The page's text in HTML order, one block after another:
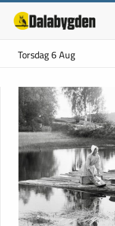
Torsdag 6 Aug